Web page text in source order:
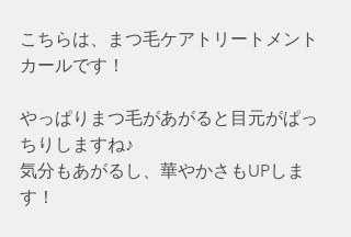
こちらは、まつ毛ケアトリートメント
カールです！
やっぱりまつ毛があがると目元がぱっ
ちりしますね♪
気分もあがるし、華やかさもUPしま
す！